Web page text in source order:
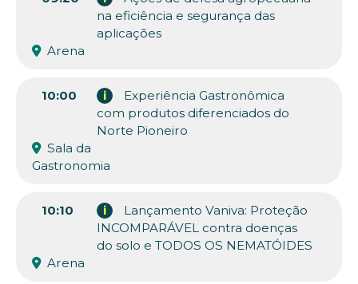
na eficiência e segurança das
aplicações
Arena
10:00 i
Experiência Gastronômica
com produtos diferenciados do
Norte Pioneiro
Sala da
Gastronomia
10:10 i
Lançamento Vaniva: Proteção
INCOMPARÁVEL contra doenças
do solo e TODOS OS NEMATÓIDES
Arena